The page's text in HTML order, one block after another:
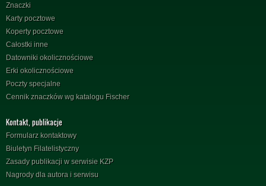
Znaczki
Karty pocztowe
Koperty pocztowe
Całostki inne
Datowniki okolicznościowe
Erki okolicznościowe
Poczty specjalne
Cennik znaczków wg katalogu Fischer
Kontakt, publikacje
Formularz kontaktowy
Biuletyn Filatelistyczny
Zasady publikacji w serwisie KZP
Nagrody dla autora i serwisu